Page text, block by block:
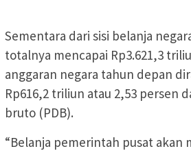
Sementara dari sisi belanja
totalnya mencapai Rp3.621,3
anggaran negara tahun depan
Rp616,2 triliun atau 2,53 persen
bruto (PDB).
“Belanja pemerintah pusat akan